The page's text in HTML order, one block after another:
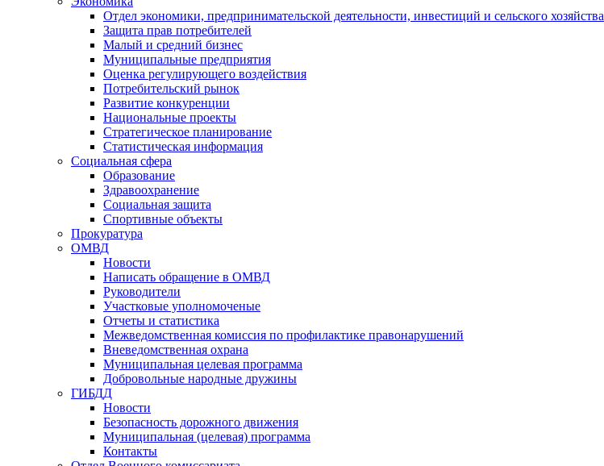
Отдел экономики, предпринимательской деятельности, инвестиций и сельского хозяйства
Защита прав потребителей
Малый и средний бизнес
Муниципальные предприятия
Оценка регулирующего воздействия
Потребительский рынок
Развитие конкуренции
Национальные проекты
Стратегическое планирование
Статистическая информация
Социальная сфера
Образование
Здравоохранение
Социальная защита
Спортивные объекты
Прокуратура
ОМВД
Новости
Написать обращение в ОМВД
Руководители
Участковые уполномоченые
Отчеты и статистика
Межведомственная комиссия по профилактике правонарушений
Вневедомственная охрана
Муниципальная целевая программа
Добровольные народные дружины
ГИБДД
Новости
Безопасность дорожного движения
Муниципальная (целевая) программа
Контакты